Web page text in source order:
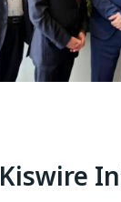
Kiswire